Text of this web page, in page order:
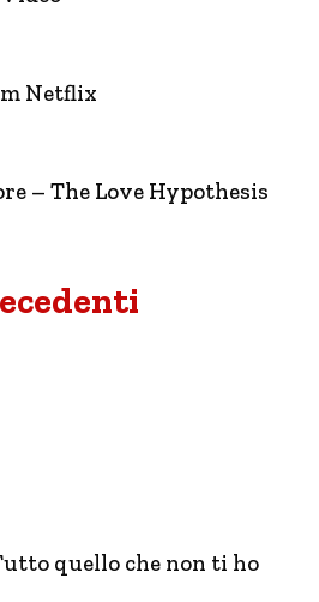
Netflix
– The Love Hypothesis
quello che non ti ho